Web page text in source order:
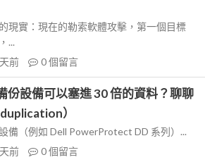
現實：現在的勒索軟體攻擊，第一個目標
...
前 0個留言
份設備可以塞進 30 倍的資料？聊聊
）
備（例如 Dell PowerProtect DD 系列）...
前 0個留言